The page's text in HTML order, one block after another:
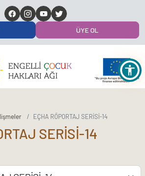
ÜYE OL
EÇHA RÖPORTAJ SERİSİ-14
SERİSİ-14